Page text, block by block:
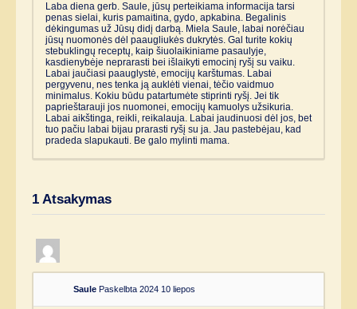
Laba diena gerb. Saule, jūsų perteikiama informacija tarsi
penas sielai, kuris pamaitina, gydo, apkabina. Begalinis
dėkingumas už Jūsų didį darbą. Miela Saule, labai norėčiau
jūsų nuomonės dėl paaugliukės dukrytės. Gal turite kokių
stebuklingų receptų, kaip šiuolaikiniame pasaulyje,
kasdienybėje neprarasti bei išlaikyti emocinį ryšį su vaiku.
Labai jaučiasi paauglystė, emocijų karštumas. Labai
pergyvenu, nes tenka ją auklėti vienai, tėčio vaidmuo
minimalus. Kokiu būdu patartumėte stiprinti ryšį. Jei tik
paprieštarauji jos nuomonei, emocijų kamuolys užsikuria.
Labai aikštinga, reikli, reikalauja. Labai jaudinuosi dėl jos, bet
tuo pačiu labai bijau prarasti ryšį su ja. Jau pastebėjau, kad
pradeda slapukauti. Be galo mylinti mama.
1 Atsakymas
Saule Paskelbta 2024 10 liepos